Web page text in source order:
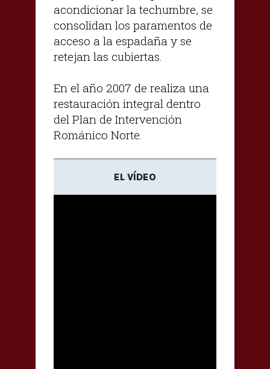
acondicionar la techumbre, se
consolidan los paramentos de
acceso a la espadaña y se
retejan las cubiertas.
En el año 2007 de realiza una
restauración integral dentro
del Plan de Intervención
Románico Norte.
EL VÍDEO